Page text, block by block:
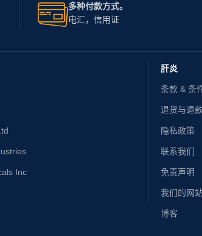
多种付款方式。
电汇，信用证
Inc
肝炎
条款 & 条
退货与退
隐私政策
联系我们
免责声明
我们的网
博客